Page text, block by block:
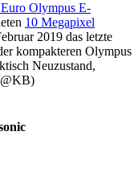
Olympus E-
10 Megapixel
2019 das letzte
kompakteren Olympus
Neuzustand,